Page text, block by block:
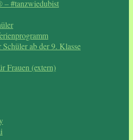
– #tanzwiedubist
ab der 9. Klasse
Frauen (extern)